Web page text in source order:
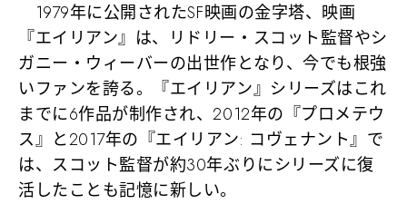
1979年に公開されたSF映画の金字塔、映画
『エイリアン』は、リドリー・スコット監督やシ
ガニー・ウィーバーの出世作となり、今でも根強
いファンを誇る。『エイリアン』シリーズはこれ
までに6作品が制作され、2012年の『プロメテウ
ス』と2017年の『エイリアン: コヴェナント』で
は、スコット監督が約30年ぶりにシリーズに復
活したことも記憶に新しい。